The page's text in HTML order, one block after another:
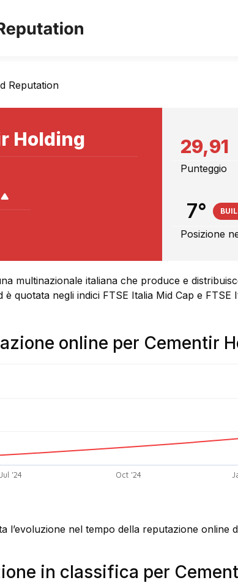
Reputation
Holding 29,91
Punteggio
7°
Posizione
multinazionale italiana che produce e
quotata negli indici FTSE Italia Mid Cap e FTSE
online per Cementir
Jul '24 Oct '24
l’evoluzione nel tempo della reputazione online
in classifica per